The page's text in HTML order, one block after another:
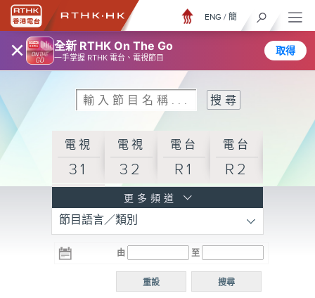
× 全新 RTHK On The Go
一手掌握 RTHK 電台、電視節目
取得
ENG / 簡
電視
31
電視
32
電台
R1
電台
R2
R3
電台 電台
R5
電台
普通
更多頻道
節目語言／類別
由 至
搜尋
重設